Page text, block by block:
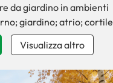
da giardino in ambienti
giardino; atrio; cortile
Visualizza altro